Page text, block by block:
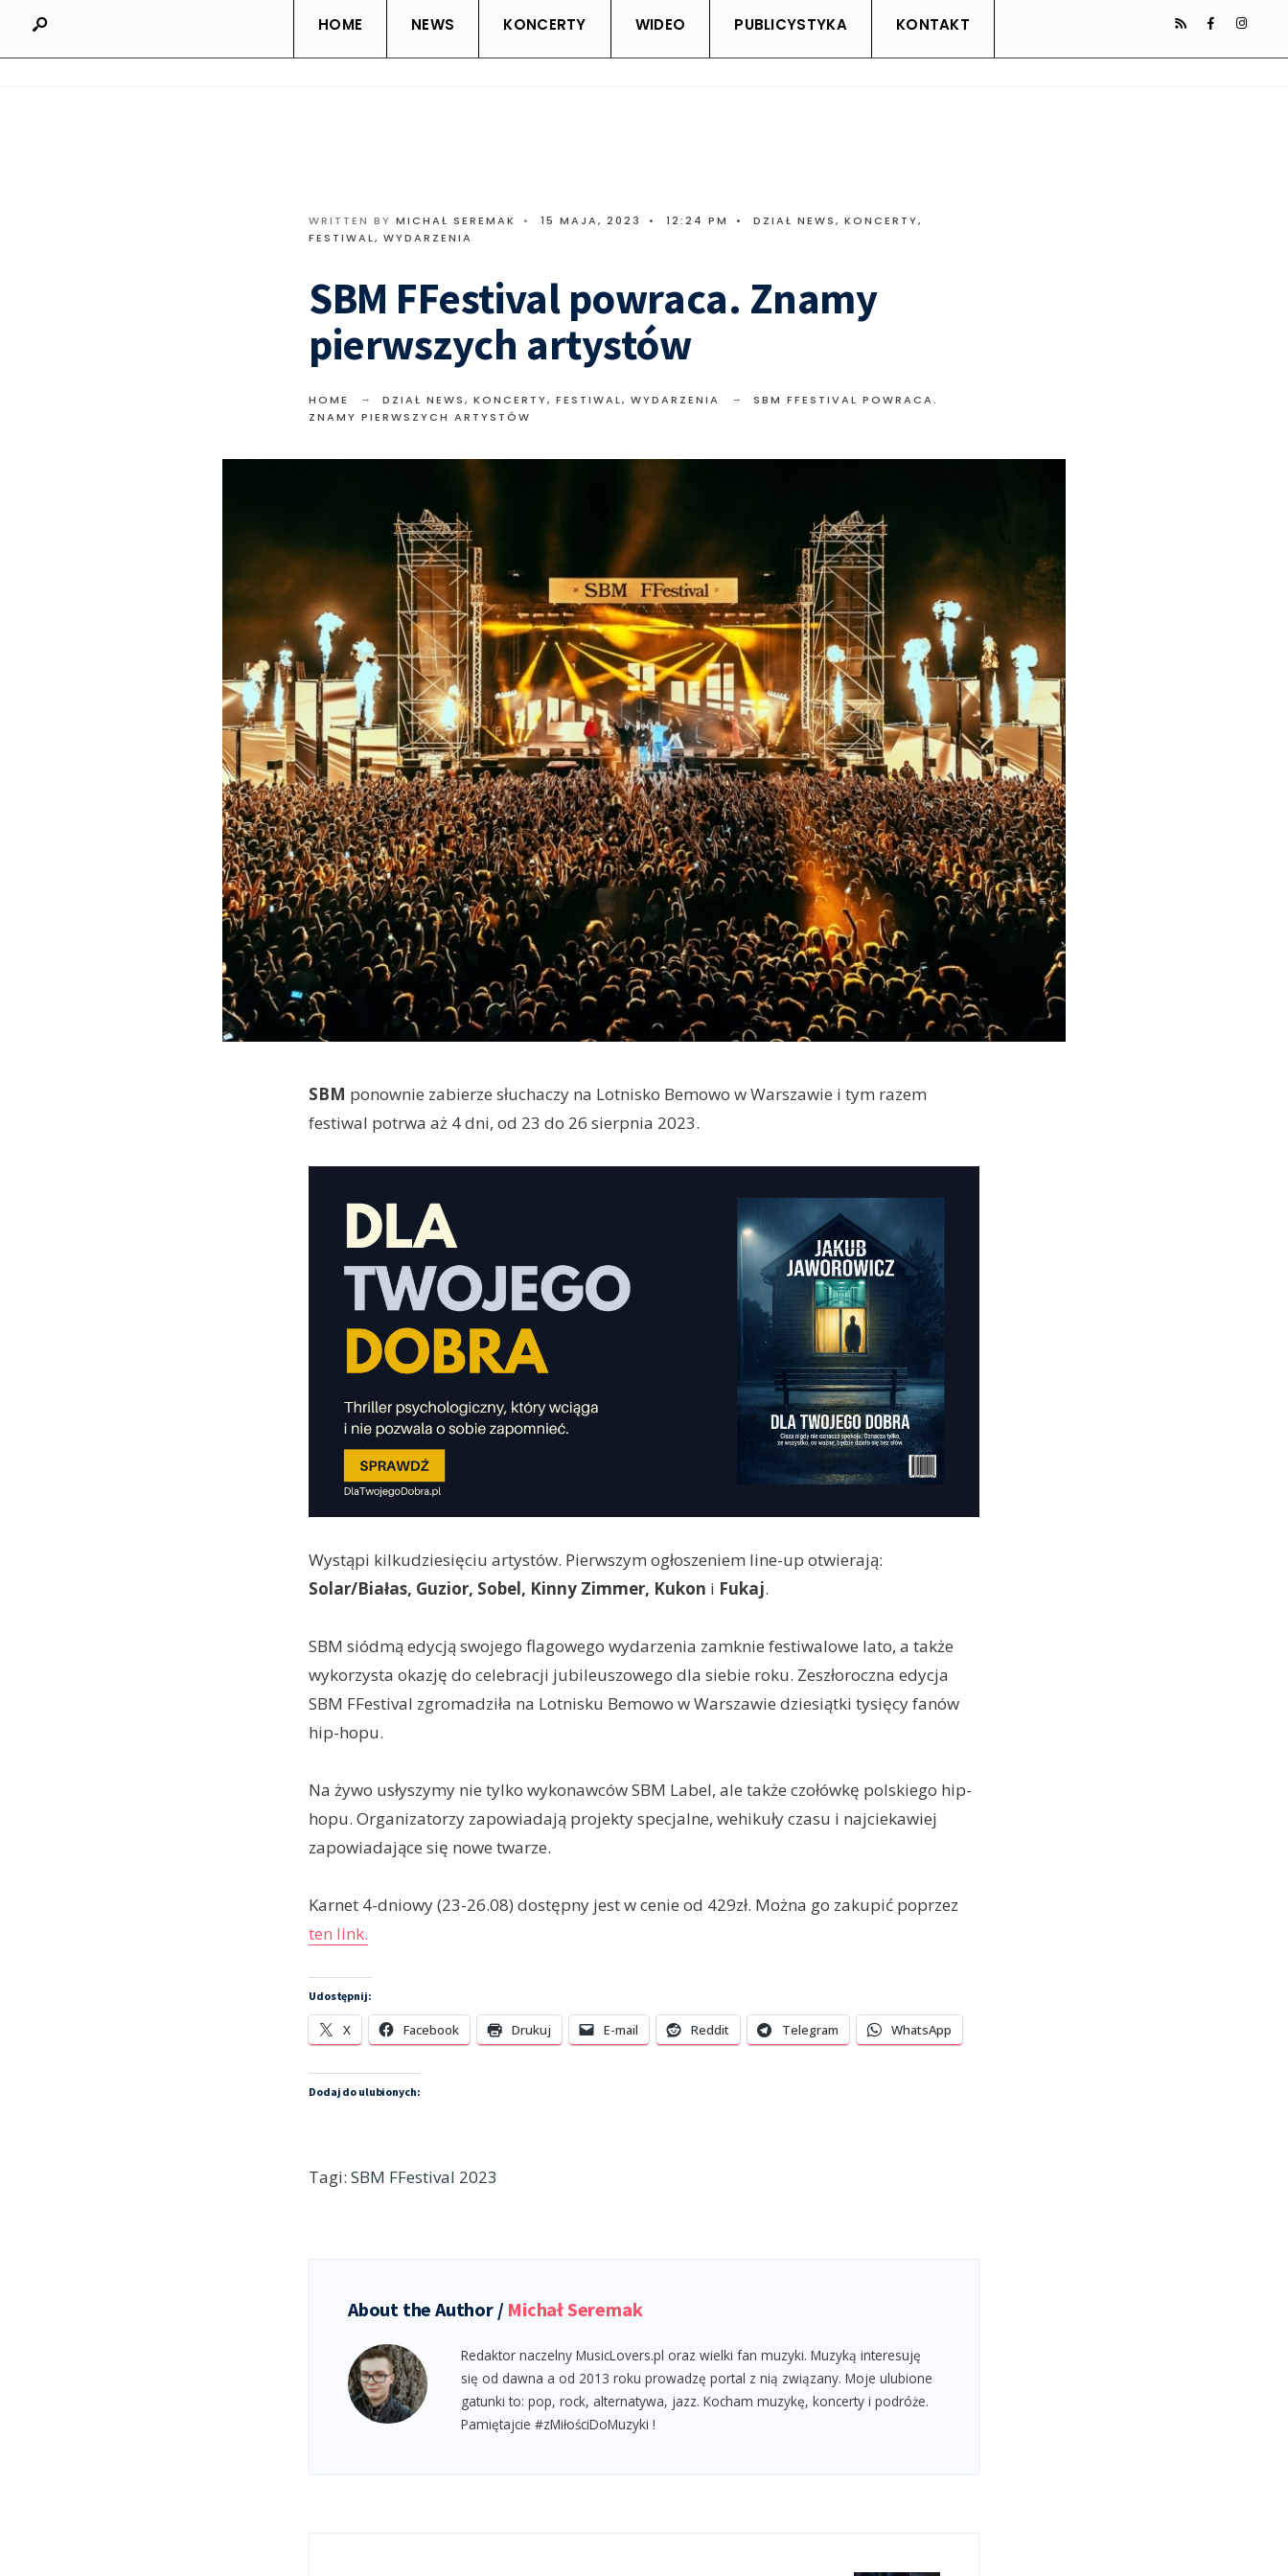
HOME NEWS KONCERTY WIDEO PUBLICYSTYKA KONTAKT
WRITTEN BY MICHAŁ SEREMAK • 15 MAJA, 2023 • 12:24 PM • DZIAŁ NEWS, KONCERTY,
FESTIWAL, WYDARZENIA
SBM FFestival powraca. Znamy
pierwszych artystów
HOME DZIAŁ NEWS, KONCERTY, FESTIWAL, WYDARZENIA
SBM FFESTIVAL POWRACA.
ZNAMY PIERWSZYCH ARTYSTÓW
SBM ponownie zabierze słuchaczy na Lotnisko Bemowo w Warszawie i tym razem
festiwal potrwa aż 4 dni, od 23 do 26 sierpnia 2023.
Wystąpi kilkudziesięciu artystów. Pierwszym ogłoszeniem line-up otwierają:
Solar/Białas, Guzior, Sobel, Kinny Zimmer, Kukon i Fukaj.
SBM siódmą edycją swojego flagowego wydarzenia zamknie festiwalowe lato, a także
wykorzysta okazję do celebracji jubileuszowego dla siebie roku. Zeszłoroczna edycja
SBM FFestival zgromadziła na Lotnisku Bemowo w Warszawie dziesiątki tysięcy fanów
hip-hopu.
Na żywo usłyszymy nie tylko wykonawców SBM Label, ale także czołówkę polskiego hip-
hopu. Organizatorzy zapowiadają projekty specjalne, wehikuły czasu i najciekawiej
zapowiadające się nowe twarze.
Karnet 4-dniowy (23-26.08) dostępny jest w cenie od 429zł. Można go zakupić poprzez
ten link.
Udostępnij:
X Facebook Drukuj E-mail Reddit Telegram WhatsApp
Dodaj do ulubionych:
Tagi: SBM FFestival 2023
About the Author / Michał Seremak
Redaktor naczelny MusicLovers.pl oraz wielki fan muzyki. Muzyką interesuję
się od dawna a od 2013 roku prowadzę portal z nią związany. Moje ulubione
gatunki to: pop, rock, alternatywa, jazz. Kocham muzykę, koncerty i podróże.
Pamiętajcie #zMiłościDoMuzyki !